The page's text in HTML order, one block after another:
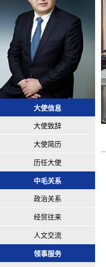
大使信息
大使致辞
大使简历
历任大使
中毛关系
政治关系
经贸往来
人文交流
领事服务